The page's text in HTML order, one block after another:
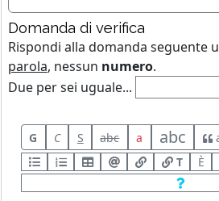
Domanda di verifica
Rispondi alla domanda seguente
parola, nessun numero.
Due per sei uguale...
G C S abc a abc
T
È